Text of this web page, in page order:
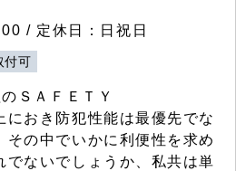
/ 定休日：日祝日
付可
ＳＡＦＥＴＹ
におき防犯性能は最優先でな
その中でいかに利便性を求め
でないでしょうか、私共は単